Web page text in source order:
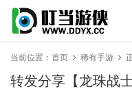
当前位置： 首页 稀有手游
转发分享【龙珠战